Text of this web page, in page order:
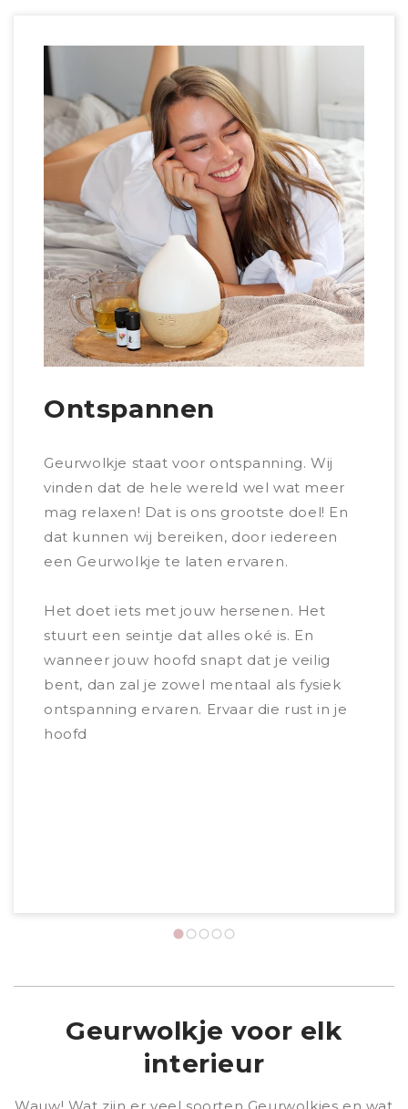
Ontspannen
Geurwolkje staat voor ontspanning. Wij
vinden dat de hele wereld wel wat meer
mag relaxen! Dat is ons grootste doel! En
dat kunnen wij bereiken, door iedereen
een Geurwolkje te laten ervaren.
Het doet iets met jouw hersenen. Het
stuurt een seintje dat alles oké is. En
wanneer jouw hoofd snapt dat je veilig
bent, dan zal je zowel mentaal als fysiek
ontspanning ervaren. Ervaar die rust in je
hoofd
Geurwolkje voor elk
interieur